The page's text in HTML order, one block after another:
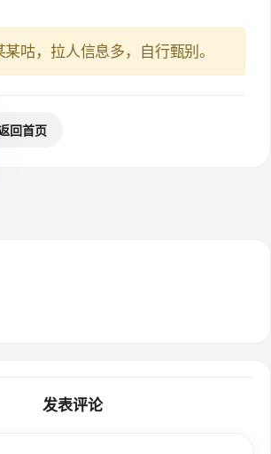
咕，拉人信息多，自行甄别。
回首页
发表评论